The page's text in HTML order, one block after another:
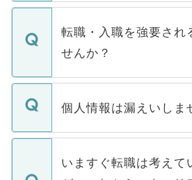
ます。通常、5営業日以
いただきますので、しば
い。
マイナビDOCTORで取り
うち約3割は、Webサイ
けない「非公開求人」で
下記の理由によって、一
ません。
■応募殺到を避けるため
関を公にしてしまうと、
に、医療機関が求める条
転職・入職を強要され
せんか？
転職・入職を強要するこ
ん。また、仮に応募先か
定を承諾する必要はあり
の辞退の連絡はキャリア
ますので、ご安心くださ
個人情報は漏えいしま
個人情報が漏えいするこ
で、ご安心ください。当
などで収集したご登録者
いますぐ転職は考えて